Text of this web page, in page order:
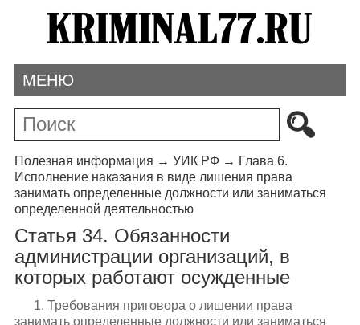
МЕНЮ
Полезная информация → УИК РФ→ Глава 6.
Исполнение наказания в виде лишения права
занимать определенные должности или заниматься
определенной деятельностью
Статья 34. Обязанности
администрации организаций, в
которых работают осужденные
1. Требования приговора о лишении права
занимать определенные должности или заниматься